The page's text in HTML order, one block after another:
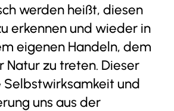
werden heißt, diesen
erkennen und wieder in
eigenen Handeln, dem
Natur zu treten. Dieser
Selbstwirksamkeit und
uns aus der